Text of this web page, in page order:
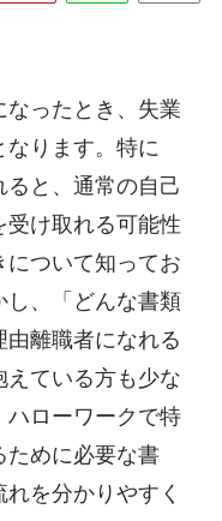
ったとき、失業
なります。特に
ると、通常の自己
け取れる可能性
について知ってお
し、「どんな書類
離職者になれる
ている方も少な
ハローワークで特
ために必要な書
を分かりやすく